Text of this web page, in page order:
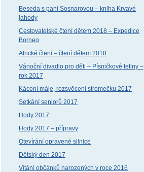
Beseda s paní Sosnarovou – kniha Krvavé
jahody
Cestovatelské čtení dětem 2018 – Expedice
Borneo
Africké čtení – čtení dětem 2018
Vánoční divadlo pro děti – Písničkové tetiny –
rok 2017
Kácení máje, rozsvěcení stromečku 2017
Setkání seniorů 2017
Hody 2017
Hody 2017 – přípravy
Otevírání opravené silnice
Dětský den 2017
Vítání občánků narozených v roce 2016